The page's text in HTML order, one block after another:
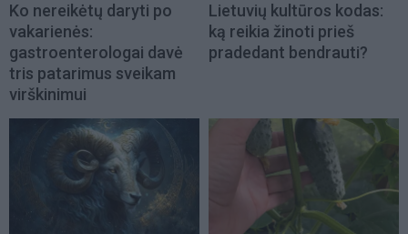
Ko nereikėtų daryti po
vakarienės:
gastroenterologai davė
tris patarimus sveikam
virškinimui
Lietuvių kultūros kodas:
ką reikia žinoti prieš
pradedant bendrauti?